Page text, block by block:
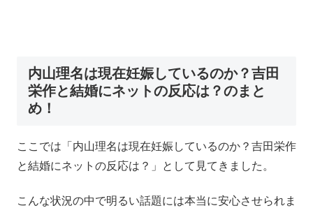
内山理名は現在妊娠しているのか？吉田
栄作と結婚にネットの反応は？のまと
め！
ここでは「内山理名は現在妊娠しているのか？吉田栄作
と結婚にネットの反応は？」として見てきました。
こんな状況の中で明るい話題には本当に安心させられま